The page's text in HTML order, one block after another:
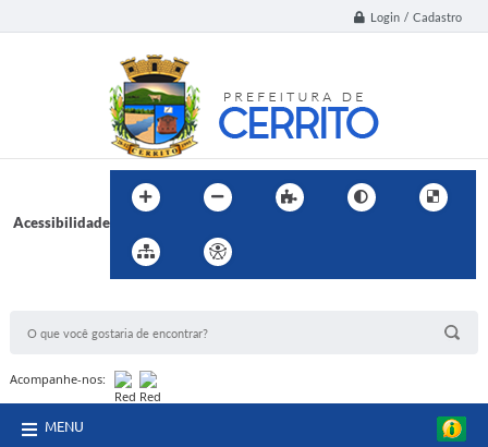
Login / Cadastro
Acessibilidade
Acompanhe-nos:
MENU